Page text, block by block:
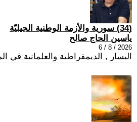
(34) سورية والأزمة الوطنية الجيليّة
ياسين الحاج صالح
2026 / 8 / 6
اليسار , الديمقراطية والعلمانية في